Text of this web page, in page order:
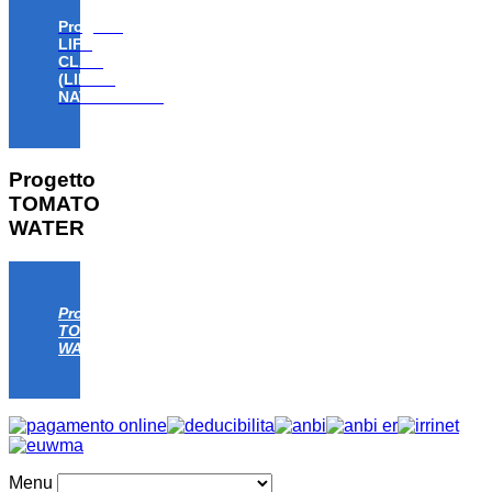
Progetto
LIFE
CLAW
(LIFE18
NAT/IT/000806)
Progetto
TOMATO
WATER
Progetto
TOMATO
WATER
Menu